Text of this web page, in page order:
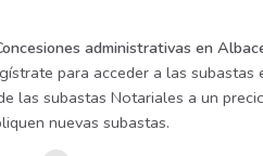
administrativas en
para acceder a las subastas
las subastas Notariales a un
nuevas subastas.